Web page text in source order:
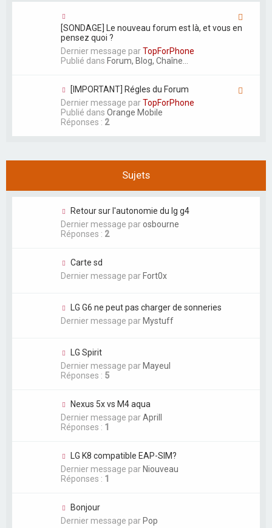
[SONDAGE] Le nouveau forum est là, et vous en
pensez quoi ?
Dernier message parTopForPhone
Publié dans Forum, Blog, Chaîne...
[IMPORTANT] Régles du Forum
Dernier message parTopForPhone
Publié dans Orange Mobile
Réponses : 2
Sujets
Retour sur l'autonomie du lg g4
Dernier message par osbourne
Réponses : 2
Carte sd
Dernier message parFort0x
LG G6 ne peut pas charger de sonneries
Dernier message parMystuff
LG Spirit
Dernier message parMayeul
Réponses : 5
Nexus 5x vs M4 aqua
Dernier message parAprill
Réponses : 1
LG K8 compatible EAP-SIM?
Dernier message parNiouveau
Réponses : 1
Bonjour
Dernier message parPop